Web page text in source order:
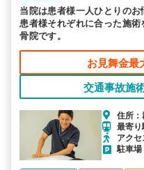
当院は患者様一人ひとりのお
患者様それぞれに合った施
骨院です。
お見舞金最
交通事故施
住所
最寄
アク
駐車場